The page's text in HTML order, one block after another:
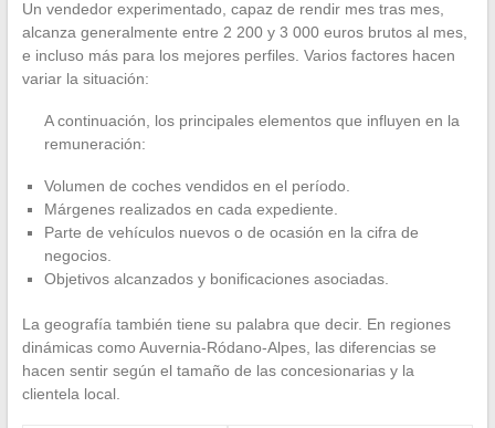
Un vendedor experimentado, capaz de rendir mes tras mes,
alcanza generalmente entre 2 200 y 3 000 euros brutos al mes,
e incluso más para los mejores perfiles. Varios factores hacen
variar la situación:
A continuación, los principales elementos que influyen en la
remuneración:
Volumen de coches vendidos en el período.
Márgenes realizados en cada expediente.
Parte de vehículos nuevos o de ocasión en la cifra de
negocios.
Objetivos alcanzados y bonificaciones asociadas.
La geografía también tiene su palabra que decir. En regiones
dinámicas como Auvernia-Ródano-Alpes, las diferencias se
hacen sentir según el tamaño de las concesionarias y la
clientela local.